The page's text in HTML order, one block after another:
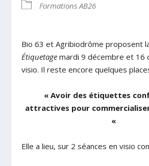
Formations AB26
Bio 63 et Agribiodrôme proposent
Étiquetage mardi 9 décembre et 16
visio. Il reste encore quelques
« Avoir des étiquettes
attractives pour
«
Elle a lieu, sur 2 séances en visio